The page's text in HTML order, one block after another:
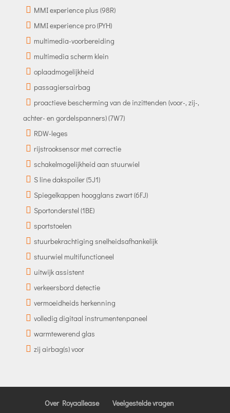
MMI experience plus (98R)
MMI experience pro (PYH)
multimedia-voorbereiding
multimedia scherm klein
oplaadmogelijkheid
passagiersairbag
proactieve bescherming van de inzittenden (voor-, zij-,
achter- en gordelspanners) (7W7)
RDW-leges
rijstrooksensor met correctie
schakelmogelijkheid aan stuurwiel
S line dakspoiler (5J1)
Spiegelkappen hoogglans zwart (6FJ)
Sportonderstel (1BE)
sportstoelen
stuurbekrachtiging snelheidsafhankelijk
stuurwiel multifunctioneel
uitwijk assistent
verkeersbord detectie
vermoeidheids herkenning
volledig digitaal instrumentenpaneel
warmtewerend glas
zij airbag(s) voor
Over Royaallease Veelgestelde vragen